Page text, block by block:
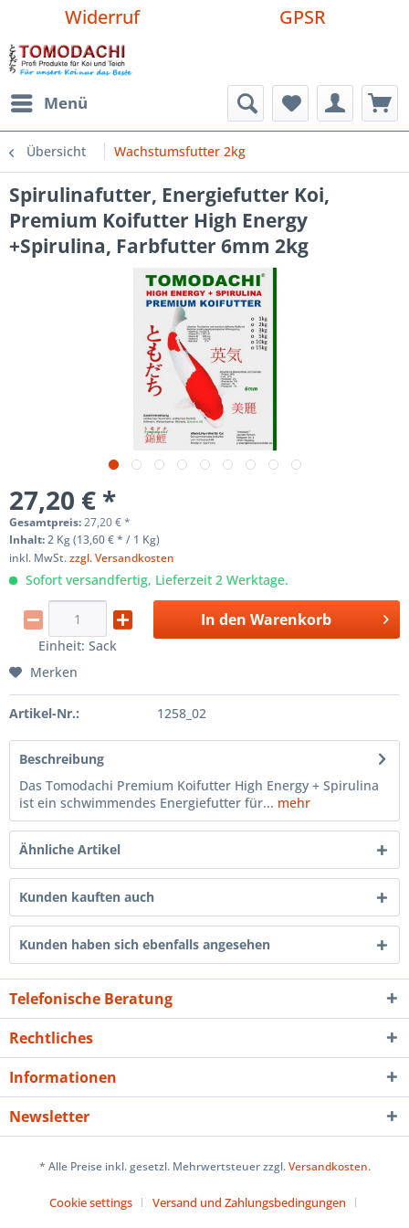
Widerruf GPSR
Menü
Übersicht Wachstumsfutter 2kg
Spirulinafutter, Energiefutter Koi,
Premium Koifutter High Energy
+Spirulina, Farbfutter 6mm 2kg
27,20 € *
Gesamtpreis:27,20€*
Inhalt:2 Kg (13,60 € * / 1 Kg)
inkl. MwSt.zzgl. Versandkosten
Sofort versandfertig, Lieferzeit 2 Werktage.
Einheit: Sack
In den Warenkorb
Merken
Artikel-Nr.: 1258_02
Beschreibung
Das Tomodachi Premium Koifutter High Energy + Spirulina
ist ein schwimmendes Energiefutter für... mehr
Ähnliche Artikel
Kunden kauften auch
Kunden haben sich ebenfalls angesehen
Telefonische Beratung
Rechtliches
Informationen
Newsletter
* Alle Preise inkl. gesetzl. Mehrwertsteuer zzgl.Versandkosten.
Cookie settings
Versand und Zahlungsbedingungen